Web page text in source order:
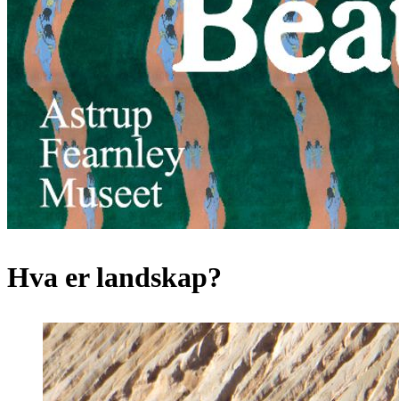
Hva er landskap?